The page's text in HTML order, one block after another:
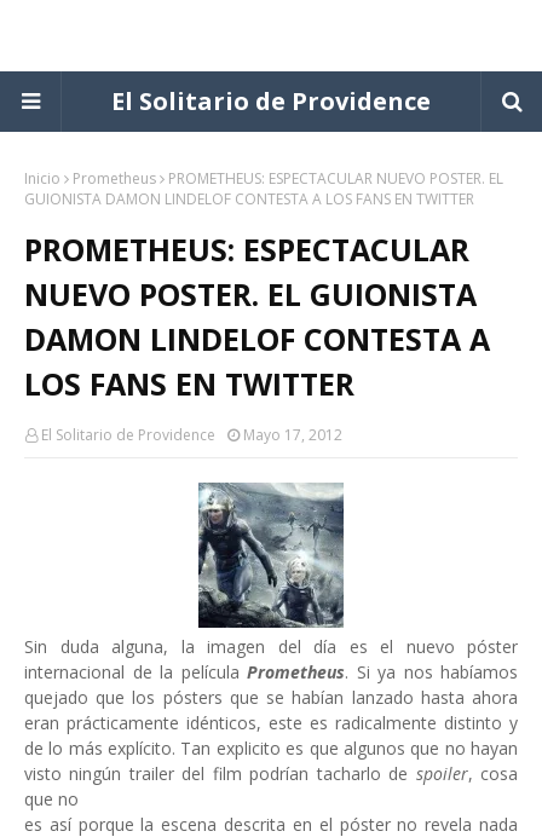
El Solitario de Providence
Inicio Prometheus
PROMETHEUS: ESPECTACULAR NUEVO POSTER. EL
GUIONISTA DAMON LINDELOF CONTESTA A LOS FANS EN TWITTER
PROMETHEUS: ESPECTACULAR
NUEVO POSTER. EL GUIONISTA
DAMON LINDELOF CONTESTA A
LOS FANS EN TWITTER
El Solitario de Providence Mayo 17, 2012
Sin duda alguna, la imagen del día es el nuevo póster
internacional de la película Prometheus. Si ya nos habíamos
quejado que los pósters que se habían lanzado hasta ahora
eran prácticamente idénticos, este es radicalmente distinto y
de lo más explícito. Tan explicito es que algunos que no hayan
visto ningún trailer del film podrían tacharlo de spoiler, cosa
que no
es así porque la escena descrita en el póster no revela nada